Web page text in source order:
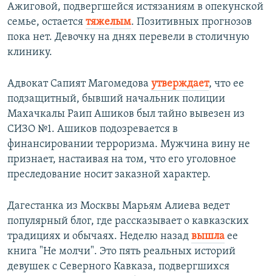
Ажиговой, подвергшейся истязаниям в опекунской
семье, остается тяжелым. Позитивных прогнозов
пока нет. Девочку на днях перевели в столичную
клинику.
Адвокат Сапият Магомедова утверждает, что ее
подзащитный, бывший начальник полиции
Махачкалы Раип Ашиков был тайно вывезен из
СИЗО №1. Ашиков подозревается в
финансировании терроризма. Мужчина вину не
признает, настаивая на том, что его уголовное
преследование носит заказной характер.
Дагестанка из Москвы Марьям Алиева ведет
популярный блог, где рассказывает о кавказских
традициях и обычаях. Неделю назад вышла ее
книга "Не молчи". Это пять реальных историй
девушек с Северного Кавказа, подвергшихся